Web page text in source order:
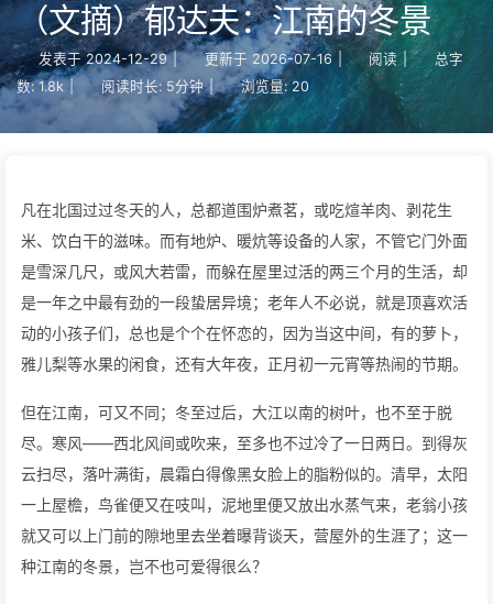
（文摘）郁达夫：江南的冬景
发表于 2024-12-29 更新于 2026-07-16 | 阅读
总字
数: 1.8k | 阅读时长: 5分钟 浏览量: 20
凡在北国过过冬天的人，总都道围炉煮茗，或吃煊羊肉、剥花生
米、饮白干的滋味。而有地炉、暖炕等设备的人家，不管它门外面
是雪深几尺，或风大若雷，而躲在屋里过活的两三个月的生活，却
是一年之中最有劲的一段蛰居异境；老年人不必说，就是顶喜欢活
动的小孩子们，总也是个个在怀恋的，因为当这中间，有的萝卜，
雅儿梨等水果的闲食，还有大年夜，正月初一元宵等热闹的节期。
但在江南，可又不同；冬至过后，大江以南的树叶，也不至于脱
尽。寒风——西北风间或吹来，至多也不过冷了一日两日。到得灰
云扫尽，落叶满街，晨霜白得像黑女脸上的脂粉似的。清早，太阳
一上屋檐，鸟雀便又在吱叫，泥地里便又放出水蒸气来，老翁小孩
就又可以上门前的隙地里去坐着曝背谈天，营屋外的生涯了；这一
种江南的冬景，岂不也可爱得很么？